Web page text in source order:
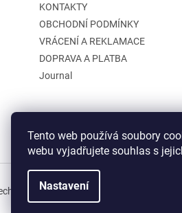
Tento web používá soubory
webu vyjadřujete souhlas s
Nastavení
KONTAKTY
OBCHODNÍ PODMÍNKY
VRÁCENÍ A REKLAMACE
DOPRAVA A PLATBA
Journal
práva vyhrazena.